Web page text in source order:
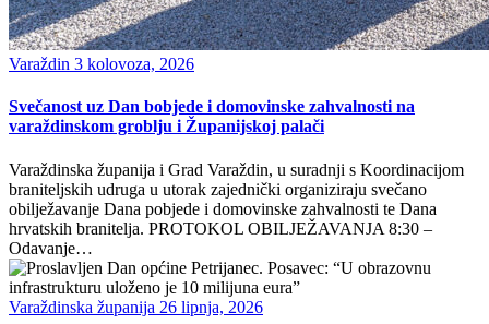
Varaždin 3 kolovoza, 2026
Svečanost uz Dan bobjede i domovinske zahvalnosti na
varaždinskom groblju i Županijskoj palači
Varaždinska županija i Grad Varaždin, u suradnji s Koordinacijom
braniteljskih udruga u utorak zajednički organiziraju svečano
obilježavanje Dana pobjede i domovinske zahvalnosti te Dana
hrvatskih branitelja. PROTOKOL OBILJEŽAVANJA 8:30 –
Odavanje…
Varaždinska županija 26 lipnja, 2026